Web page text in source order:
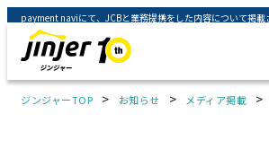
ジンジャーTOP > お知らせ > メディア掲載 >